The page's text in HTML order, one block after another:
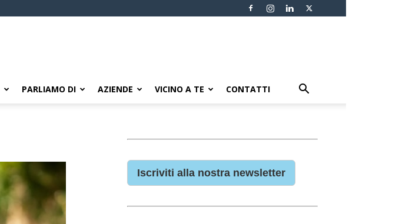
PARLIAMO DI AZIENDE VICINO A TE CONTATTI
Iscriviti alla nostra newsletter